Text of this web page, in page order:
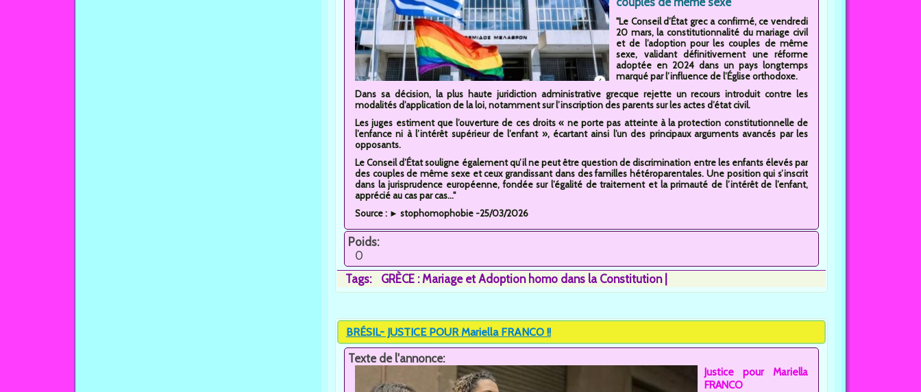
"Le Conseil d’État grec a confirmé, ce vendredi
20 mars, la constitutionnalité du mariage civil
et de l’adoption pour les couples de même
sexe, validant définitivement une réforme
adoptée en 2024 dans un pays longtemps
marqué par l’influence de l’Église orthodoxe.
Dans sa décision, la plus haute juridiction administrative grecque rejette un recours introduit contre les
modalités d’application de la loi, notamment sur l’inscription des parents sur les actes d’état civil.
Les juges estiment que l’ouverture de ces droits « ne porte pas atteinte à la protection constitutionnelle de
l’enfance ni à l’intérêt supérieur de l’enfant », écartant ainsi l’un des principaux arguments avancés par les
opposants.
Le Conseil d’État souligne également qu’il ne peut être question de discrimination entre les enfants élevés par
des couples de même sexe et ceux grandissant dans des familles hétéroparentales. Une position qui s’inscrit
dans la jurisprudence européenne, fondée sur l’égalité de traitement et la primauté de l’intérêt de l’enfant,
apprécié au cas par cas..."
Source : ► stophomophobie -25/03/2026
Poids:
0
Tags:
GRÈCE : Mariage et Adoption homo dans la Constitution
BRÉSIL- JUSTICE POUR Mariella FRANCO !!
Texte de l'annonce:
Justice pour Mariella
FRANCO